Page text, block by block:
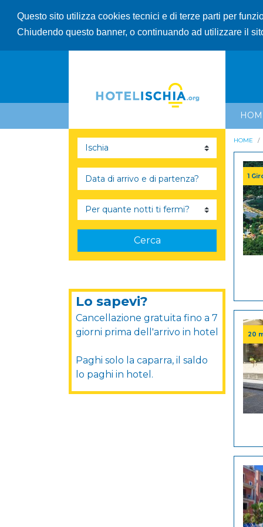
Questo sito utilizza cookies tecnici e di terze parti per
Chiudendo questo banner, o continuando ad utilizzare il
Cerca
Lo sapevi?
Cancellazione gratuita fino a 7
giorni prima dell'arrivo in hotel
Paghi solo la caparra, il saldo
lo paghi in hotel.
HOME
1
20